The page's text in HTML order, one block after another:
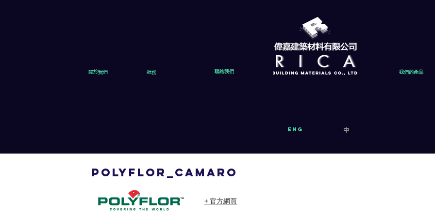
關於我們 服務 聯絡我們 我們的產品
eng 中
polyflor_CAMARO
+ 官方網頁